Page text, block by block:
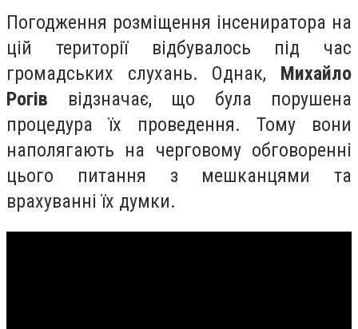
Погодження розміщення інсениратора на
цій території відбувалось під час
громадських слухань. Однак, Михайло
Рогів відзначає, що була порушена
процедура їх проведення. Тому вони
наполягають на черговому обговоренні
цього питання з мешканцями та
врахуванні їх думки.